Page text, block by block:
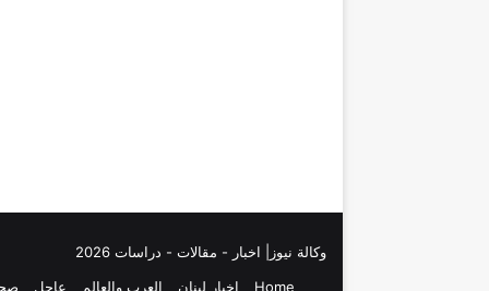
وكالة نيوز| اخبار - مقالات - دراسات 2026
Home
اخبار لبنان العرب والعالم عاجل